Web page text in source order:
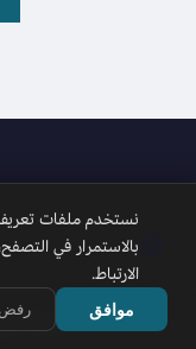
جميع الحقوق
نستخدم ملفات
بالاستمرار في
الارتباط.
موافق رفض